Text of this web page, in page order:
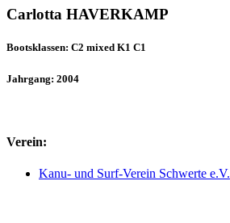
Carlotta HAVERKAMP
Bootsklassen: C2 mixed K1 C1
Jahrgang: 2004
Verein:
Kanu- und Surf-Verein Schwerte e.V.